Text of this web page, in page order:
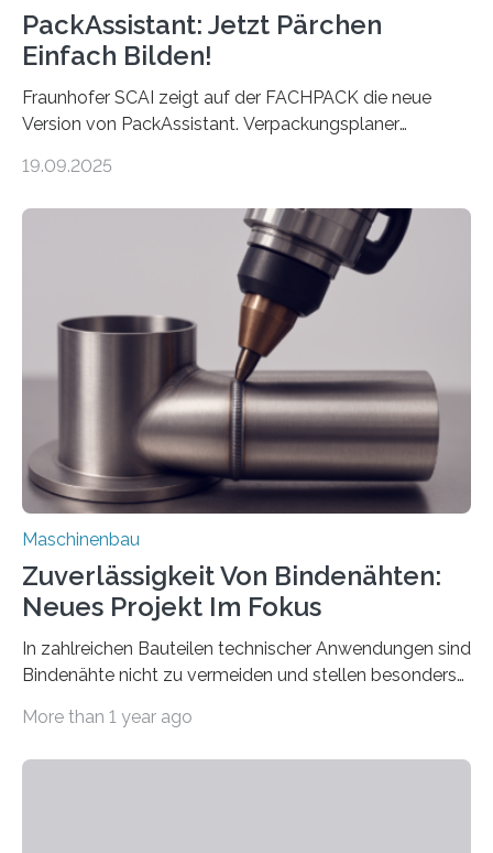
PackAssistant: Jetzt Pärchen
Einfach Bilden!
Fraunhofer SCAI zeigt auf der FACHPACK die neue
Version von PackAssistant. Verpackungsplaner
Automobil, Maschinenbau und in der Zulieferindustrie.
Teile als eine Einheit verpacken. Die Anordnung kann
der Benutzer vorgeben und erhält so mehr Kontrolle
über die Positionierung der Bauteile. Die ebenfalls neue
Automatisierungsschnittstelle dient dazu, die Software
besser in spezifische Unternehmensprozesse
einzubinden. Sankt Augustin – Zur Messe FACHPACK
vom 23. bis 25. September in Nürnberg…
19.09.2025
Maschinenbau
Zuverlässigkeit Von Bindenähten:
Neues Projekt Im Fokus
In zahlreichen Bauteilen technischer Anwendungen sind
Bindenähte nicht zu vermeiden und stellen besonders
Matrixmaterials eine große Herausforderung dar.
More than 1 year ago